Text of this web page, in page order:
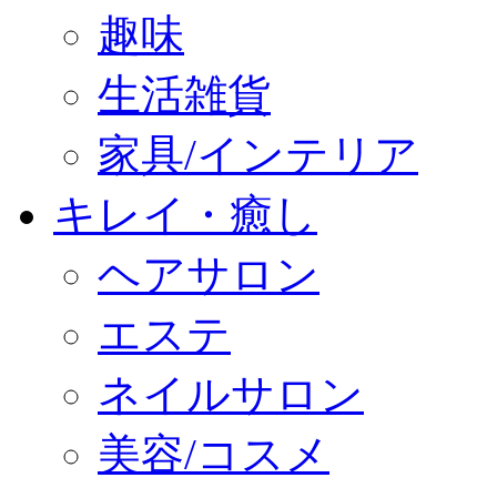
趣味
生活雑貨
家具/インテリア
キレイ・癒し
ヘアサロン
エステ
ネイルサロン
美容/コスメ